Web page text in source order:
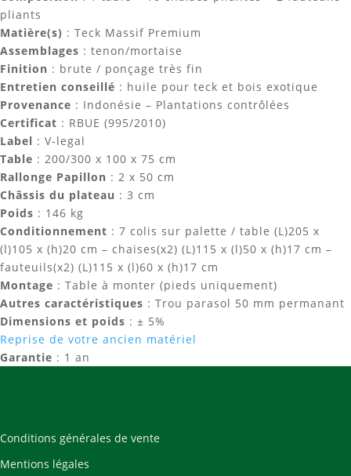
pliants
Matière(s) : Teck Massif Premium
Assemblages : tenon/mortaise
Finition : brute / ponçage très fin
Entretien conseillé : huile pour teck et bois exotique
Provenance : Indonésie – Plantations contrôlées
Certificat : RBUE (995/2010)
Label : V-legal
Table : 200/300 x 100 x 75 cm
Rallonge Papillon : 2 x 50 cm
Châssis du plateau : 3 cm
Poids : 146 kg
Conditionnement : 7 colis sur palette / table (L)205 x
(l)105 x (h)20 cm – chaises(x2) (L)115 x (l)50 x (h)17 cm –
fauteuils(x2) (L)115 x (l)60 x (h)17 cm
Montage : Table à monter (pieds uniquement)
Autres caractéristiques : Trou parasol 50 mm permanant
Dimensions et poids : ± 5%
Reprise de votre ancien matériel
Garantie : 1 an
Conditions générales de vente
Mentions légales